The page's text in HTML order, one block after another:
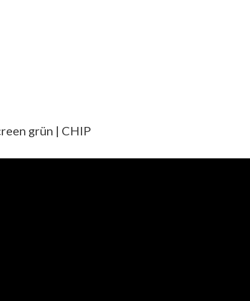
grün | CHIP